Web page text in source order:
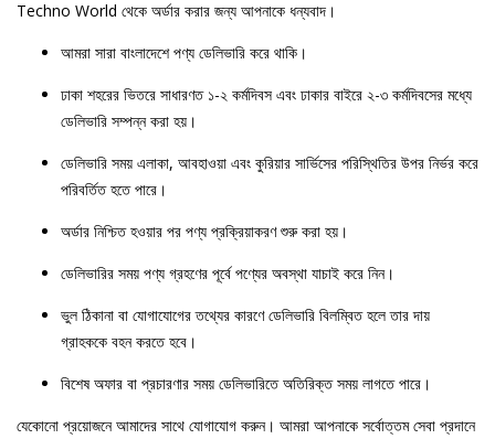
Techno World থেকে অর্ডার করার জন্য আপনাকে ধন্যবাদ।
আমরা সারা বাংলাদেশে পণ্য ডেলিভারি করে থাকি।
ঢাকা শহরের ভিতরে সাধারণত ১-২ কর্মদিবস এবং ঢাকার বাইরে ২-৩ কর্মদিবসের মধ্যে
ডেলিভারি সম্পন্ন করা হয়।
ডেলিভারি সময় এলাকা, আবহাওয়া এবং কুরিয়ার সার্ভিসের পরিস্থিতির উপর নির্ভর করে
পরিবর্তিত হতে পারে।
অর্ডার নিশ্চিত হওয়ার পর পণ্য প্রক্রিয়াকরণ শুরু করা হয়।
ডেলিভারির সময় পণ্য গ্রহণের পূর্বে পণ্যের অবস্থা যাচাই করে নিন।
ভুল ঠিকানা বা যোগাযোগের তথ্যের কারণে ডেলিভারি বিলম্বিত হলে তার দায়
গ্রাহককে বহন করতে হবে।
বিশেষ অফার বা প্রচারণার সময় ডেলিভারিতে অতিরিক্ত সময় লাগতে পারে।
যেকোনো প্রয়োজনে আমাদের সাথে যোগাযোগ করুন। আমরা আপনাকে সর্বোত্তম সেবা প্রদানে